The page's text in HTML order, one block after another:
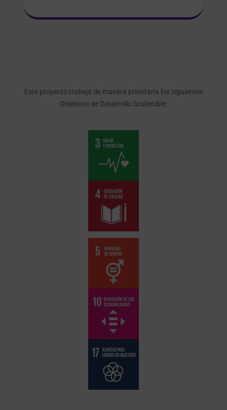
Este proyecto trabaja de manera prioritaria los siguientes
Objetivos de Desarrollo Sostenible: